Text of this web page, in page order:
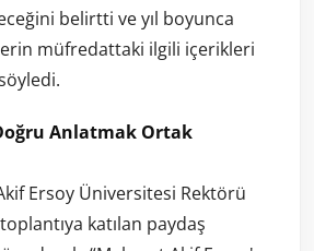
belirtti ve yıl boyunca
müfredattaki ilgili içerikleri
Anlatmak Ortak
Ersoy Üniversitesi Rektörü
katılan paydaş